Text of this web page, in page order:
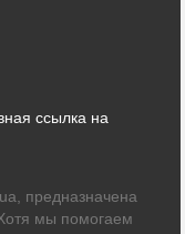
ссылка на
предназначена
мы помогаем